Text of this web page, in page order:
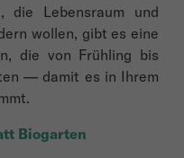
die Lebensraum und
wollen, gibt es eine
die von Frühling bis
— damit es in Ihrem
Biogarten